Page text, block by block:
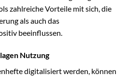
zahlreiche Vorteile mit sich, die
als auch das
beeinflussen.
Nutzung
digitalisiert werden, können